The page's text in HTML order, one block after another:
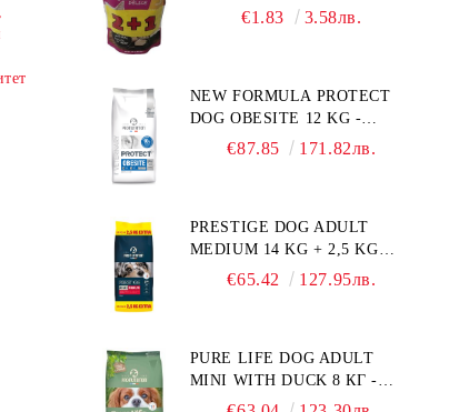
ПРОИЗВЕДЕНА ВЪВ
ПРОМОКОМПЛЕКТ 3 БР.
€1.83 3.58лв.
NEW FORMULA PROTECT
DOG OBESITE 12 KG -
ПЪЛНОЦЕННА ДИЕТИЧНА
ПОТРЕБНОСТИ:
"НАМАЛЯВАНЕ НА
НАДНОРМЕНО ТЕГЛО".
€87.85 171.82лв.
PRESTIGE DOG ADULT
MEDIUM 14 KG + 2,5 KG
ГРАТИС - ПЪЛНОЦЕННА
ВЪВ ФРАНЦИЯ.
€65.42 127.95лв.
PURE LIFE DOG ADULT
MINI WITH DUCK 8 КГ -
ПЪЛНОЦЕННА ХРАНА ЗА